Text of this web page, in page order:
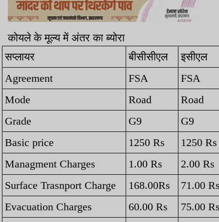
कोयले के मूल्य में अंतर का ब्योरा
सप्लायर
बीसीसीएल
इसीएल
Agreement
FSA
FSA
Mode
Road
Road
Grade
G9
G9
Basic price
1250 Rs
1250 Rs
Managment Charges
1.00 Rs
2.00 Rs
Surface Trasnport Charge
168.00Rs
71.00
Evacuation Charges
60.00 Rs
75.00